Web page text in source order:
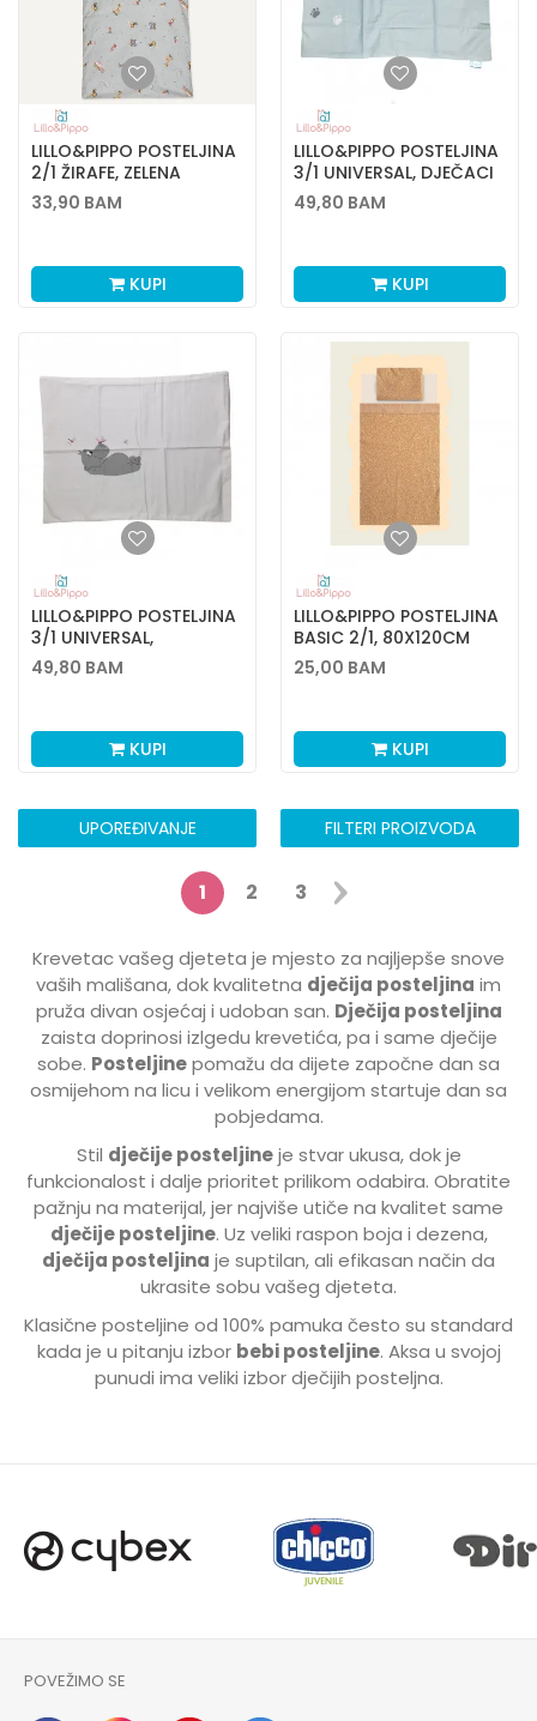
LILLO&PIPPO POSTELJINA
2/1 ŽIRAFE, ZELENA
33,90 BAM
KUPI
LILLO&PIPPO POSTELJINA
3/1 UNIVERSAL, DJEČACI
49,80 BAM
KUPI
LILLO&PIPPO POSTELJINA
3/1 UNIVERSAL,
DJEVOJČICE
49,80 BAM
KUPI
LILLO&PIPPO POSTELJINA
BASIC 2/1, 80X120CM
25,00 BAM
KUPI
UPOREĐIVANJE FILTERI PROIZVODA
1 2 3
Krevetac vašeg djeteta je mjesto za najljepše snove
vaših mališana, dok kvalitetna dječija posteljina im
pruža divan osjećaj i udoban san. Dječija posteljina
zaista doprinosi izlgedu krevetića, pa i same dječije
sobe. Posteljinepomažu da dijete započne dan sa
osmijehom na licu i velikom energijom startuje dan sa
pobjedama.
Stil dječije posteljineje stvar ukusa, dok je
funkcionalost i dalje prioritet prilikom odabira. Obratite
pažnju na materijal, jer najviše utiče na kvalitet same
dječije posteljine. Uz veliki raspon boja i dezena,
dječija posteljina je suptilan, ali efikasan način da
ukrasite sobu vašeg djeteta.
Klasične posteljine od 100% pamuka često su standard
kada je u pitanju izbor bebi posteljine. Aksa u svojoj
punudi ima veliki izbor dječijih posteljna.
POVEŽIMO SE